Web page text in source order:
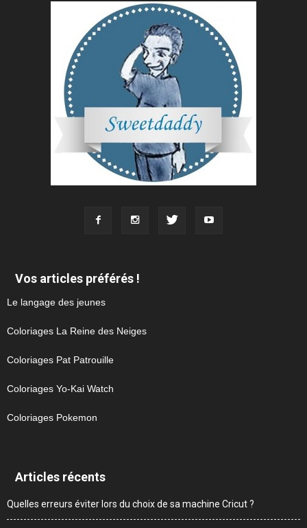
Vos articles préférés !
Le langage des jeunes
Coloriages La Reine des Neiges
Coloriages Pat Patrouille
Coloriages Yo-Kai Watch
Coloriages Pokemon
Articles récents
Quelles erreurs éviter lors du choix de sa machine Cricut ?